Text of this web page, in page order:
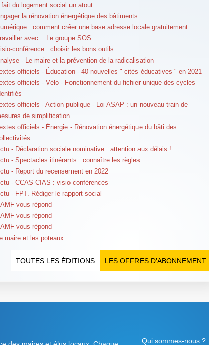
fait du logement social un atout
la rénovation énergétique des bâtiments
: comment créer une base adresse locale gratuitement
avec... Le groupe SOS
conférence : choisir les bons outils
- Le maire et la prévention de la radicalisation
officiels - Éducation - 40 nouvelles " cités éducatives " en 2021
officiels - Vélo - Fonctionnement du fichier unique des cycles
officiels - Action publique - Loi ASAP : un nouveau train de
de simplification
officiels - Énergie - Rénovation énergétique du bâti des
- Déclaration sociale nominative : attention aux délais !
- Spectacles itinérants : connaître les règles
- Report du recensement en 2022
- CCAS-CIAS : visio-conférences
- FPT. Rédiger le rapport social
vous répond
vous répond
vous répond
maire et les poteaux
LES OFFRES D’ABONNEMENT
TOUTES LES ÉDITIONS
Qui sommes-nous ?